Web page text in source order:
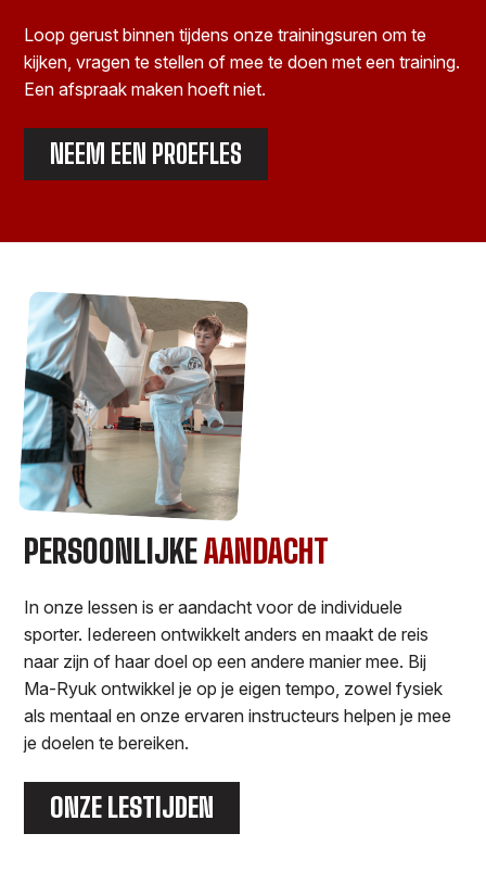
Loop gerust binnen tijdens onze trainingsuren om te
kijken, vragen te stellen of mee te doen met een training.
Een afspraak maken hoeft niet.
NEEM EEN PROEFLES
PERSOONLIJKEAANDACHT
In onze lessen is er aandacht voor de individuele
sporter. Iedereen ontwikkelt anders en maakt de reis
naar zijn of haar doel op een andere manier mee. Bij
Ma-Ryuk ontwikkel je op je eigen tempo, zowel fysiek
als mentaal en onze ervaren instructeurs helpen je mee
je doelen te bereiken.
ONZE LESTIJDEN